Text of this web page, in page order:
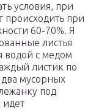
условия, при
происходить при
60-70%. Я
листья
водой с медом
листик по
мусорных
под
идет